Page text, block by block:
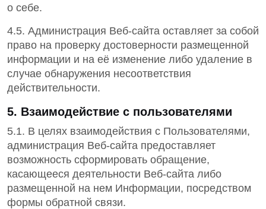
о себе.
4.5. Администрация Веб-сайта оставляет за собой
право на проверку достоверности размещенной
информации и на её изменение либо удаление в
случае обнаружения несоответствия
действительности.
5. Взаимодействие с пользователями
5.1. В целях взаимодействия с Пользователями,
администрация Веб-сайта предоставляет
возможность сформировать обращение,
касающееся деятельности Веб-сайта либо
размещенной на нем Информации, посредством
формы обратной связи.